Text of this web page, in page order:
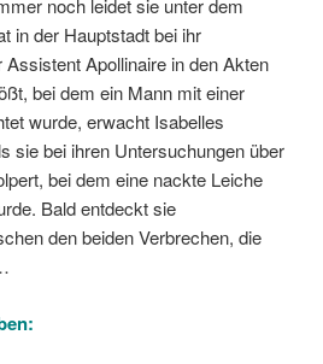
noch leidet sie unter dem
in der Hauptstadt bei ihr
Apollinaire in den Akten
bei dem ein Mann mit einer
wurde, erwacht Isabelles
sie bei ihren Untersuchungen über
bei dem eine nackte Leiche
Bald entdeckt sie
den beiden Verbrechen, die